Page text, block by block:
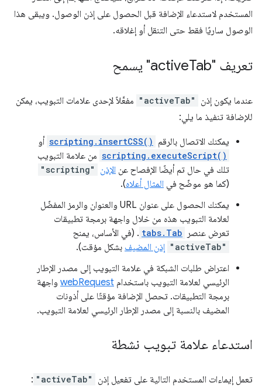
المستخدم لاستدعاء الإضافة قبل الحصول على إذن الوصول. ويبقى هذا
الوصول ساريًا فقط حتى التنقل أو إغلاقه.
تعريف "activeTab" يسمح
عندما يكون إذن "activeTab" مفعَّلاً لإحدى علامات التبويب، يمكن
للإضافة تنفيذ ما يلي:
يمكنك الاتصال بالرقم scripting.insertCSS() أو
scripting.executeScript() من علامة التبويب
تلك في حال تم أيضًا الإفصاح عن الإذن "scripting"
(كما هو موضّح في المثال أعلاه).
يمكنك الحصول على عنوان URL والعنوان والرمز المفضّل
لعلامة التبويب هذه من خلال واجهة برمجة تطبيقات
تعرض عنصر
tabs.Tab . (في الأساس، يمنح
"activeTab" إذن المضيف بشكل مؤقت).
اعتراض طلبات الشبكة في علامة التبويب إلى مصدر الإطار
الرئيسي لعلامة التبويب باستخدام webRequest واجهة
برمجة التطبيقات. تحصل الإضافة مؤقتًا على أذونات
المضيف بالنسبة إلى مصدر الإطار الرئيسي لعلامة التبويب.
استدعاء علامة تبويب نشطة
تعمل إيماءات المستخدم التالية على تفعيل إذن "activeTab"
: